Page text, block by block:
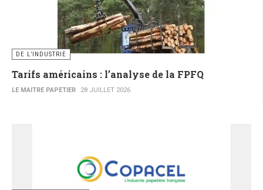
DE L’INDUSTRIE
Tarifs américains : l’analyse de la FPFQ
LE MAITRE PAPETIER 28 JUILLET 2026